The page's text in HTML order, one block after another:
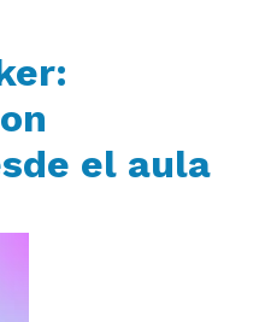
el aula